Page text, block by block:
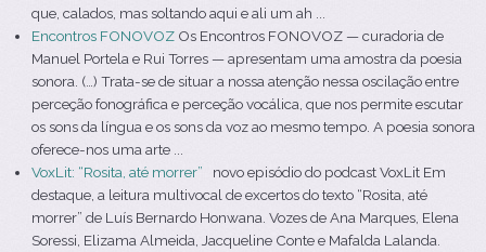
que, calados, mas soltando aqui e ali um ah ...
Encontros FONOVOZ Os Encontros FONOVOZ — curadoria de
Manuel Portela e Rui Torres — apresentam uma amostra da poesia
sonora. (…) Trata-se de situar a nossa atenção nessa oscilação entre
perceção fonográfica e perceção vocálica, que nos permite escutar
os sons da língua e os sons da voz ao mesmo tempo. A poesia sonora
oferece-nos uma arte ...
VoxLit: “Rosita, até morrer” novo episódio do podcast VoxLit Em
destaque, a leitura multivocal de excertos do texto “Rosita, até
morrer” de Luís Bernardo Honwana. Vozes de Ana Marques, Elena
Soressi, Elizama Almeida, Jacqueline Conte e Mafalda Lalanda.